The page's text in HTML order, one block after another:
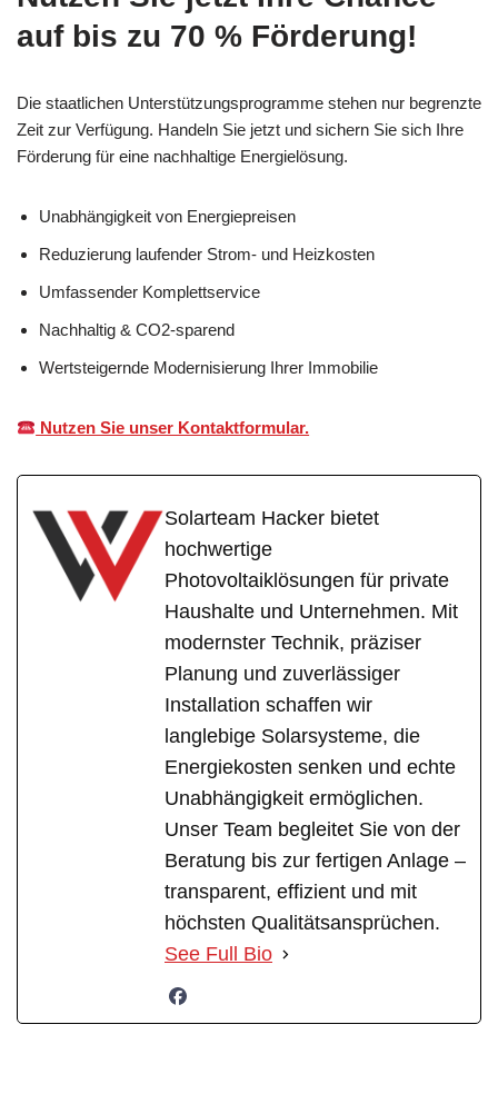
auf bis zu 70 % Förderung!
Die staatlichen Unterstützungsprogramme stehen nur begrenzte
Zeit zur Verfügung. Handeln Sie jetzt und sichern Sie sich Ihre
Förderung für eine nachhaltige Energielösung.
Unabhängigkeit von Energiepreisen
Reduzierung laufender Strom- und Heizkosten
Umfassender Komplettservice
Nachhaltig & CO2-sparend
Wertsteigernde Modernisierung Ihrer Immobilie
Nutzen Sie unser Kontaktformular.
Solarteam Hacker bietet
hochwertige
Photovoltaiklösungen für private
Haushalte und Unternehmen. Mit
modernster Technik, präziser
Planung und zuverlässiger
Installation schaffen wir
langlebige Solarsysteme, die
Energiekosten senken und echte
Unabhängigkeit ermöglichen.
Unser Team begleitet Sie von der
Beratung bis zur fertigen Anlage –
transparent, effizient und mit
höchsten Qualitätsansprüchen.
See Full Bio